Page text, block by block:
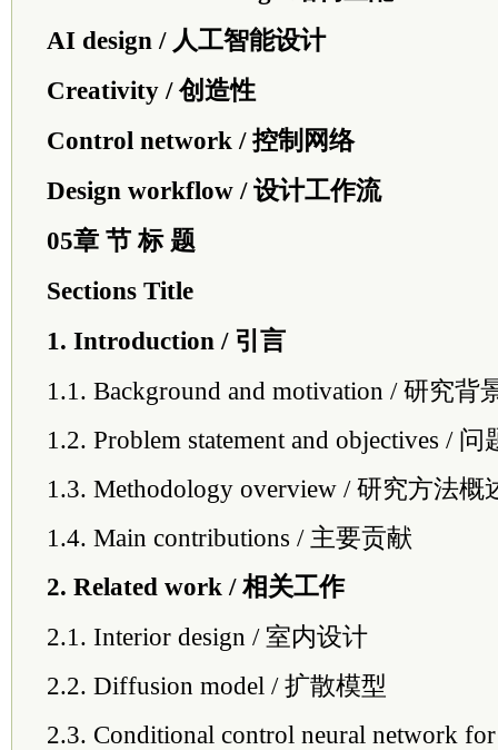
AI design / 人工智能设计
Creativity / 创造性
Control network / 控制网络
Design workflow / 设计工作流
05章 节 标 题
Sections Title
1. Introduction / 引言
1.1. Background and motivation / 研究背
1.2. Problem statement and objectives /
1.3. Methodology overview / 研究方法概
1.4. Main contributions / 主要贡献
2. Related work / 相关工作
2.1. Interior design / 室内设计
2.2. Diffusion model / 扩散模型
2.3. Conditional control neural network